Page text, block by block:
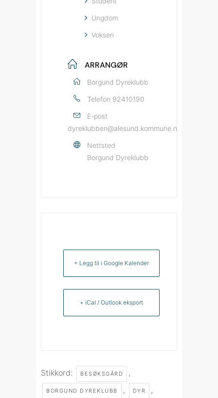
Ungdom
Voksen
ARRANGØR
Borgund Dyreklubb
Telefon 92410190
E-post
dyreklubben@alesund.kommune.no
Nettsted
Borgund Dyreklubb
+ Legg til i Google Kalender
+ iCal / Outlook eksport
Stikkord: BESØKSGÅRD ,
BORGUND DYREKLUBB , DYR ,